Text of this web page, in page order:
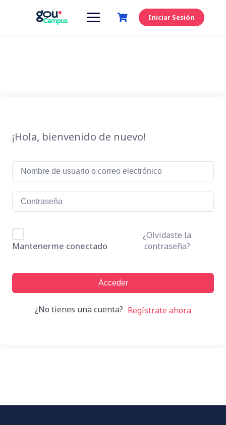
Iniciar Sesión
¡Hola, bienvenido de nuevo!
Mantenerme conectado
¿Olvidaste la
contraseña?
Acceder
¿No tienes una cuenta? Regístrate ahora